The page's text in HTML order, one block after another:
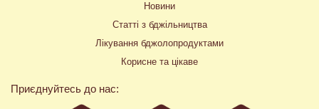
Новини
Статті з бджільництва
Лікування бджолопродуктами
Корисне та цікаве
Приєднуйтесь до нас: